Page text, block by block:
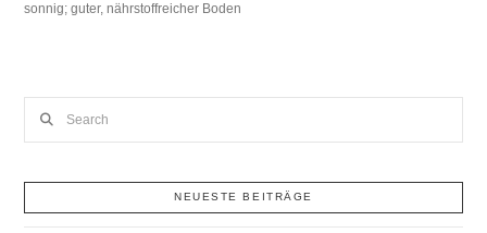
sonnig; guter, nährstoffreicher Boden
NEUESTE BEITRÄGE